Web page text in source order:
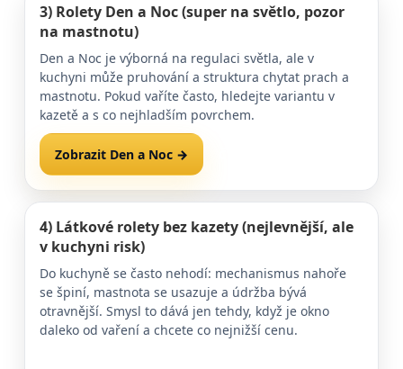
3) Rolety Den a Noc(super na světlo, pozor
na mastnotu)
Den a Noc je výborná na regulaci světla, ale v
kuchyni může pruhování a struktura chytat prach a
mastnotu. Pokud vaříte často, hledejte variantu v
kazetě a s co nejhladším povrchem.
Zobrazit Den a Noc →
4) Látkové rolety bez kazety(nejlevnější, ale
v kuchyni risk)
Do kuchyně se často nehodí: mechanismus nahoře
se špiní, mastnota se usazuje a údržba bývá
otravnější. Smysl to dává jen tehdy, když je okno
daleko od vaření a chcete co nejnižší cenu.